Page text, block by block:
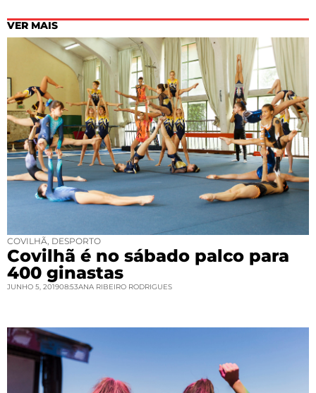
VER MAIS
COVILHÃ DESPORTO
Covilhã é no sábado palco para
400 ginastas
JUNHO 5, 201908:53ANA RIBEIRO RODRIGUES